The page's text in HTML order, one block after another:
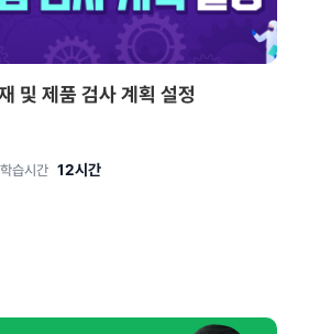
및 제품 검사 계획 설정
학습시간 12시간